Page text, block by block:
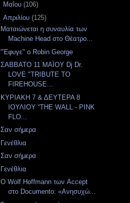
Μαΐου (106)
Απριλίου (125)
Ματαιώνεται η συναυλία των
Machine Head στο Θέατρο...
"Έφυγε" ο Robin George
ΣΑΒΒΑΤΟ 11 ΜΑΪΟΥ Dj Dr.
LOVE "TRIBUTE TO
FIREHOUSE...
ΚΥΡΙΑΚΗ 7 & ΔΕΥΤΕΡΑ 8
ΙΟΥΛΙΟΥ “THE WALL - PINK
FLO...
Σαν σήμερα
Γενέθλια
Σαν σήμερα
Γενέθλια
Ο Wolf Hoffmann των Accept
στο Documento: «Ανησυχώ...